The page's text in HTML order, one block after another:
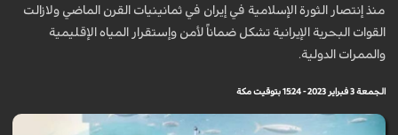
منذ إنتصار الثورة الإسلامية في إيران في ثمانينيات القرن الماضي ولازالت
القوات البحرية الإيرانية تشكل ضماناً لأمن وإستقرار المياه الإقليمية
والممرات الدولية.
الجمعة 3 فبراير 2023 - 15:24 بتوقيت مكة